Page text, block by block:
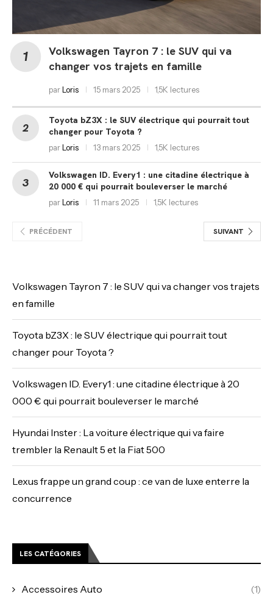
Volkswagen Tayron 7 : le SUV qui va
changer vos trajets en famille
parLoris 15 mars 2025 1,5K lectures
Toyota bZ3X : le SUV électrique qui pourrait tout
changer pour Toyota ?
parLoris 13 mars 2025 1,5K lectures
Volkswagen ID. Every1 : une citadine électrique à
20 000 € qui pourrait bouleverser le marché
parLoris 11 mars 2025 1,5K lectures
PRÉCÉDENT SUIVANT
Volkswagen Tayron 7 : le SUV qui va changer vos trajets
en famille
Toyota bZ3X : le SUV électrique qui pourrait tout
changer pour Toyota ?
Volkswagen ID. Every1 : une citadine électrique à 20
000 € qui pourrait bouleverser le marché
Hyundai Inster : La voiture électrique qui va faire
trembler la Renault 5 et la Fiat 500
Lexus frappe un grand coup : ce van de luxe enterre la
concurrence
LES CATÉGORIES
Accessoires Auto (1)